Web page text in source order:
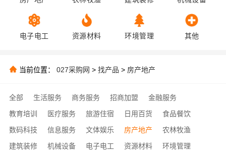
电子电工 资源材料 环境管理 其他
当前位置： 027采购网 > 找产品 > 房产地产
全部 生活服务 商务服务 招商加盟
金融服务
教育培训
医疗服务 旅游住宿 日用百货
食品餐饮
数码科技
信息服务 文体娱乐 房产地产
农林牧渔
建筑装修
机械设备 电子电工 资源材料
环境管理